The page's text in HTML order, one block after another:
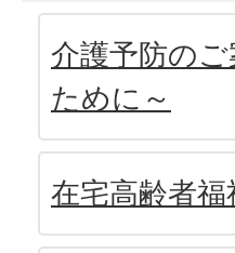
介護予防の
ために～
在宅高齢者福